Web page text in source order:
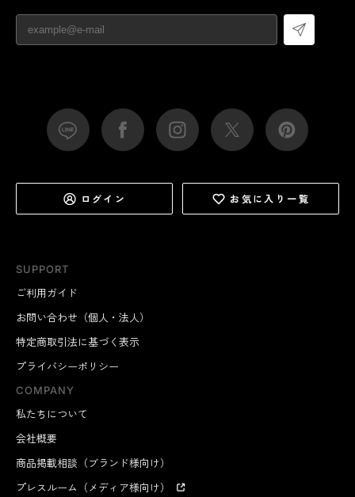
SUPPORT
ご利用ガイド
お問い合わせ（個人・法人）
特定商取引法に基づく表示
プライバシーポリシー
COMPANY
私たちについて
会社概要
商品掲載相談（ブランド様向け）
プレスルーム（メディア様向け）
ログイン お気に入り一覧